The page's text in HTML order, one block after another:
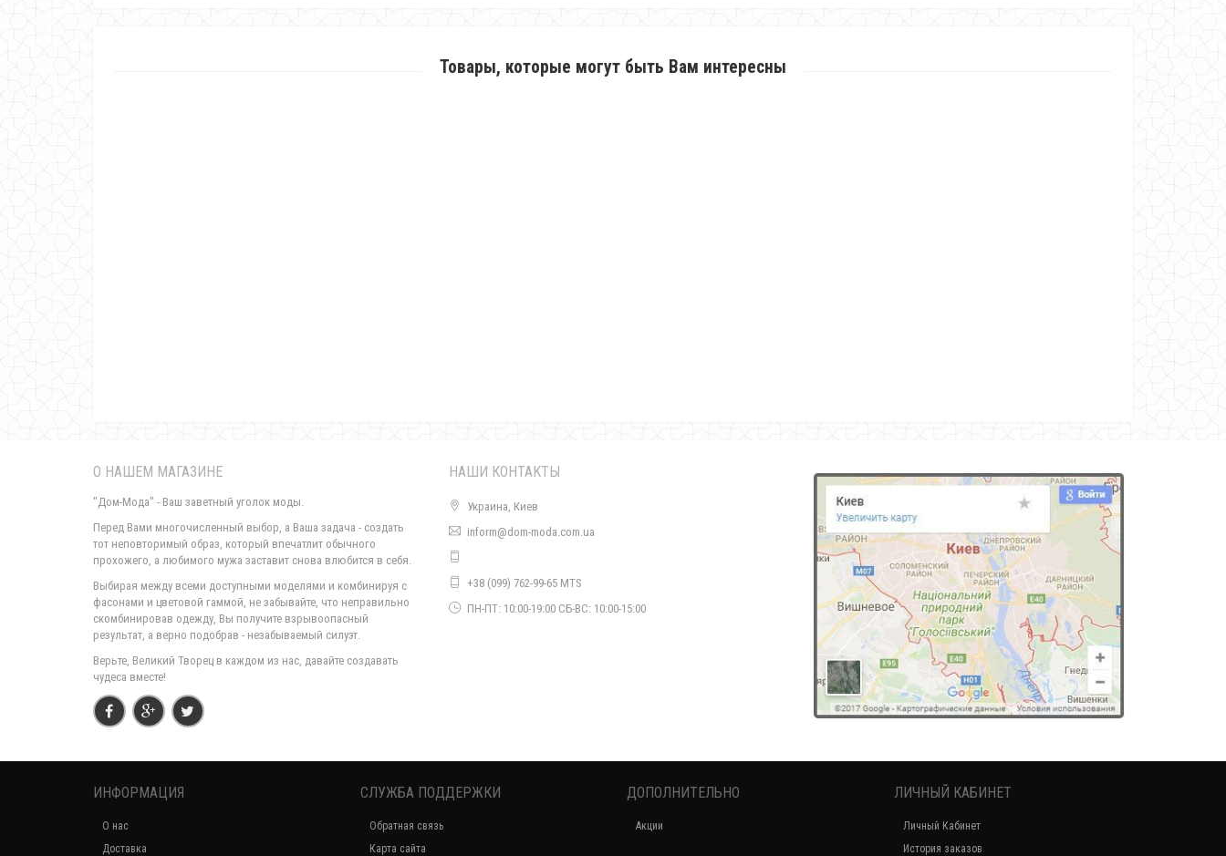
Товары, которые могут быть Вам интересны
Модный женский костюм летний с юбкой
О НАШЕМ МАГАЗИНЕ
"Дом-Мода" - Ваш заветный уголок моды.
Перед Вами многочисленный выбор, а Ваша задача - создать
тот неповторимый образ, который впечатлит обычного
прохожего, а любимого мужа заставит снова влюбится в себя.
Выбирая между всеми доступными моделями и комбинируя с
фасонами и цветовой гаммой, не забывайте, что неправильно
скомбинировав одежду, Вы получите взрывоопасный
результат, а верно подобрав - незабываемый силуэт.
Верьте, Великий Творец в каждом из нас, давайте создавать
чудеса вместе!
НАШИ КОНТАКТЫ
Украина, Киев
inform@dom-moda.com.ua
+38 (099) 762-99-65 MTS
ПН-ПТ: 10:00-19:00 СБ-ВС: 10:00-15:00
ИНФОРМАЦИЯ
О нас
Доставка
СЛУЖБА ПОДДЕРЖКИ
Обратная связь
Карта сайта
ДОПОЛНИТЕЛЬНО
Акции
ЛИЧНЫЙ КАБИНЕТ
Личный Кабинет
История заказов